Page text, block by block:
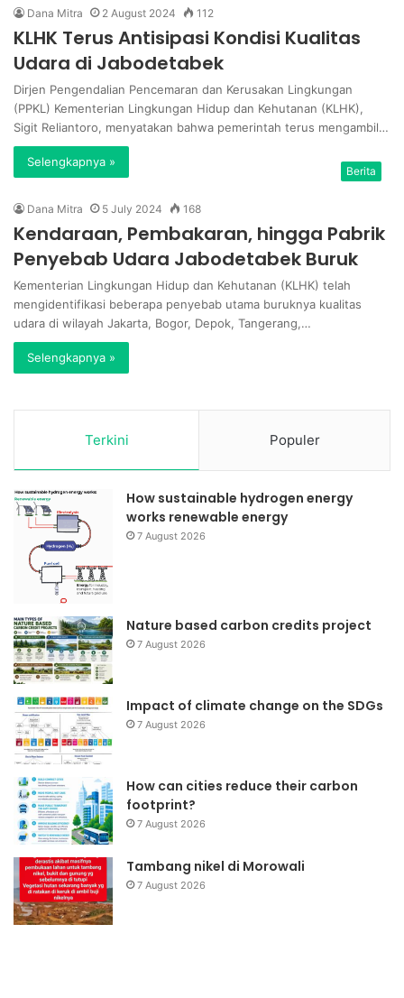
Dana Mitra 2 August 2024 112
KLHK Terus Antisipasi Kondisi Kualitas
Udara di Jabodetabek
Dirjen Pengendalian Pencemaran dan Kerusakan Lingkungan
(PPKL) Kementerian Lingkungan Hidup dan Kehutanan (KLHK),
Sigit Reliantoro, menyatakan bahwa pemerintah terus mengambil…
Selengkapnya »
Berita
Dana Mitra 5 July 2024 168
Kendaraan, Pembakaran, hingga Pabrik
Penyebab Udara Jabodetabek Buruk
Kementerian Lingkungan Hidup dan Kehutanan (KLHK) telah
mengidentifikasi beberapa penyebab utama buruknya kualitas
udara di wilayah Jakarta, Bogor, Depok, Tangerang,…
Selengkapnya »
Terkini Populer
How sustainable hydrogen energy
works renewable energy
7 August 2026
Nature based carbon credits project
7 August 2026
Impact of climate change on the SDGs
7 August 2026
How can cities reduce their carbon
footprint?
7 August 2026
Tambang nikel di Morowali
7 August 2026